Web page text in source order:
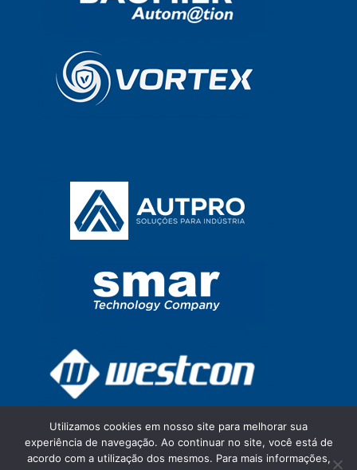
Utilizamos cookies em nosso site para melhorar sua
experiência de navegação. Ao continuar no site, você está de
acordo com a utilização dos mesmos. Para mais informações,